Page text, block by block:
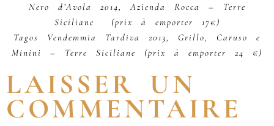
Nero d’Avola 2014, Azienda Rocca – Terre
Siciliane (prix à emporter 17€)
Tagos Vendemmia Tardiva 2013, Grillo, Caruso e
Minini – Terre Siciliane (prix à emporter 24 €)
LAISSER UN
COMMENTAIRE